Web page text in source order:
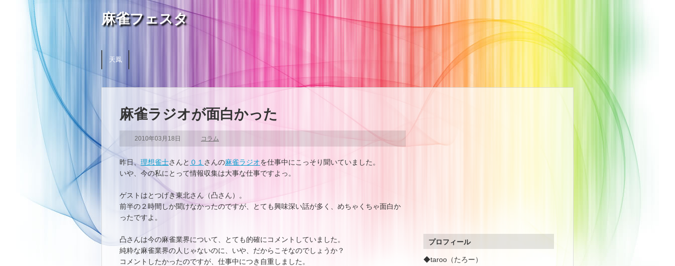
麻雀フェスタ
天鳳
麻雀ラジオが面白かった
2010年03月18日 コラム
昨日、 理想雀士さんと ０１ さんの麻雀ラジオを仕事中にこっそり聞いていました。
いや、今の私にとって情報収集は大事な仕事ですよっ。
ゲストはとつげき東北さん（凸さん）。
前半の２時間しか聞けなかったのですが、とても興味深い話が多く、めちゃくちゃ面白か
ったですよ。
凸さんは今の麻雀業界について、とても的確にコメントしていました。
純粋な麻雀業界の人じゃないのに、いや、だからこそなのでしょうか？
コメントしたかったのですが、仕事中につき自重しました。
プロフィール
◆taroo（たろー）